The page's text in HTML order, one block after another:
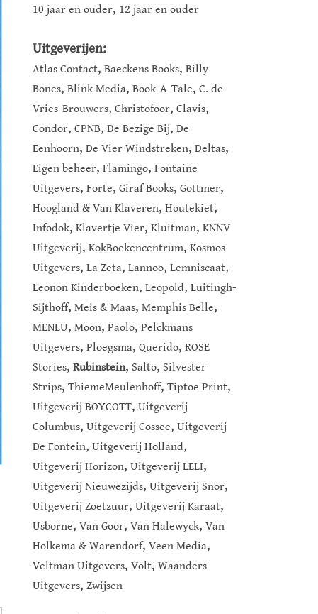
10 jaar en ouder, 12 jaar en ouder
Uitgeverijen:
Atlas Contact, Baeckens Books, Billy
Bones, Blink Media, Book-A-Tale, C. de
Vries-Brouwers, Christofoor, Clavis,
Condor, CPNB, De Bezige Bij, De
Eenhoorn, De Vier Windstreken, Deltas,
Eigen beheer, Flamingo, Fontaine
Uitgevers, Forte, Giraf Books, Gottmer,
Hoogland & Van Klaveren, Houtekiet,
Infodok, Klavertje Vier, Kluitman, KNNV
Uitgeverij, KokBoekencentrum, Kosmos
Uitgevers, La Zeta, Lannoo, Lemniscaat,
Leonon Kinderboeken, Leopold, Luitingh-
Sijthoff, Meis & Maas, Memphis Belle,
MENLU, Moon, Paolo, Pelckmans
Uitgevers, Ploegsma, Querido, ROSE
Stories, Rubinstein, Salto, Silvester
Strips, ThiemeMeulenhoff, Tiptoe Print,
Uitgeverij BOYCOTT, Uitgeverij
Columbus, Uitgeverij Cossee, Uitgeverij
De Fontein, Uitgeverij Holland,
Uitgeverij Horizon, Uitgeverij LELI,
Uitgeverij Nieuwezijds, Uitgeverij Snor,
Uitgeverij Zoetzuur, Uitgeverij Karaat,
Usborne, Van Goor, Van Halewyck, Van
Holkema & Warendorf, Veen Media,
Veltman Uitgevers, Volt, Waanders
Uitgevers, Zwijsen